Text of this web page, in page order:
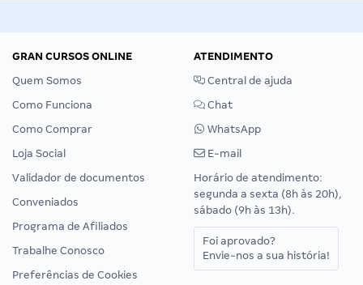
GRAN CURSOS ONLINE
Quem Somos
Como Funciona
Como Comprar
Loja Social
Validador de documentos
Conveniados
Programa de Afiliados
Trabalhe Conosco
Preferências de Cookies
ATENDIMENTO
Central de ajuda
Chat
WhatsApp
E-mail
Horário de atendimento:
segunda a sexta (8h às 20h),
sábado (9h às 13h).
Foi aprovado?
Envie-nos a sua história!